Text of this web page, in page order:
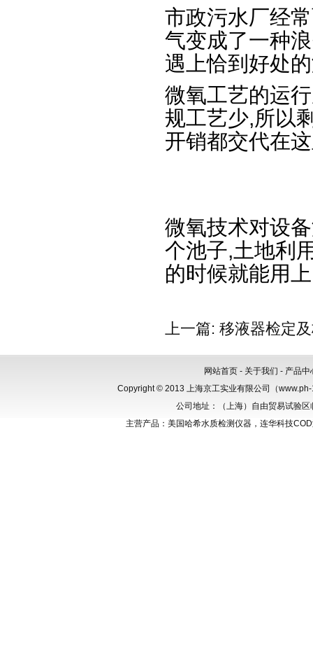
市政污水厂经
气变成了一种
遇上恰到好处
微氧工艺的运
规工艺少,所以
开销都交代在
微氧技术对设
个池子,土地利
的时候就能用
上一篇: 移液器检定
网站首页 - 关于我们 - 产品中
Copyright © 2013 上海京工实业有限公司（
公司地址：（上海）自由贸易试验
主营产品：美国哈希水质检测仪器，连华科技